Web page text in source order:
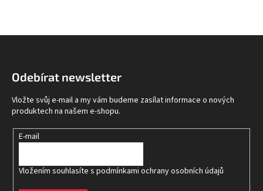
Odebírat newsletter
Vložte svůj e-mail a my vám budeme zasílat informace o nových
produktech na našem e-shopu.
E-mail
Vložením souhlasíte s podmínkami ochrany osobních údajů